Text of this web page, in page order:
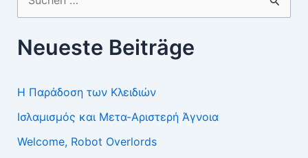
nach:
Neueste Beiträge
Η Παράδοση των Κλειδιών
Ισλαμισμός και Μετα-Αριστερή Άγνοια
Welcome, Robot Overlords